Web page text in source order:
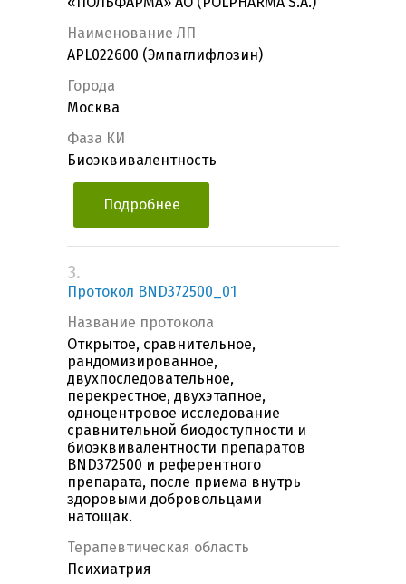
Наименование ЛП
APL022600 (Эмпаглифлозин)
Города
Москва
Фаза КИ
Биоэквивалентность
Подробнее
3.
Протокол BND372500_01
Название протокола
Открытое, сравнительное,
рандомизированное,
двухпоследовательное,
перекрестное, двухэтапное,
одноцентровое исследование
сравнительной биодоступности и
биоэквивалентности препаратов
BND372500 и референтного
препарата, после приема внутрь
здоровыми добровольцами
натощак.
Терапевтическая область
Психиатрия